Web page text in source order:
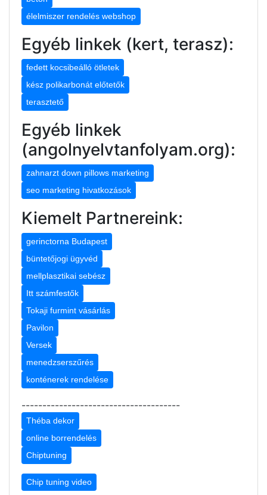
élelmiszer rendelés webshop
Egyéb linkek (kert, terasz):
fedett kocsibeálló ötletek
kész polikarbonát előtetők
terasztető
Egyéb linkek
(angolnyelvtanfolyam.org):
zahnarzt down pillows marketing
seo marketing hivatkozások
Kiemelt Partnereink:
gerinctorna Budapest
büntetőjogi ügyvéd
mellplasztikai sebész
Itt számfestők
Tokaji furmint vásárlás
Pavilon
Versek
menedzserszűrés
konténerek rendelése
--------------------------------------
Théba dekor
online borrendelés
Chiptuning
Chip tuning video